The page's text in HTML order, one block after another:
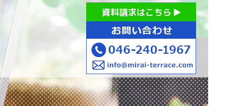
障がいをお持ちの方への就労支援 ミライてらす大和｜就労移行｜就
資料請求はこちら
お子様の